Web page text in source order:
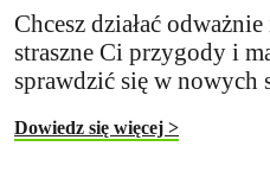
Chcesz działać
straszne Ci przygody i
sprawdzić się w nowych
Dowiedz się więcej >